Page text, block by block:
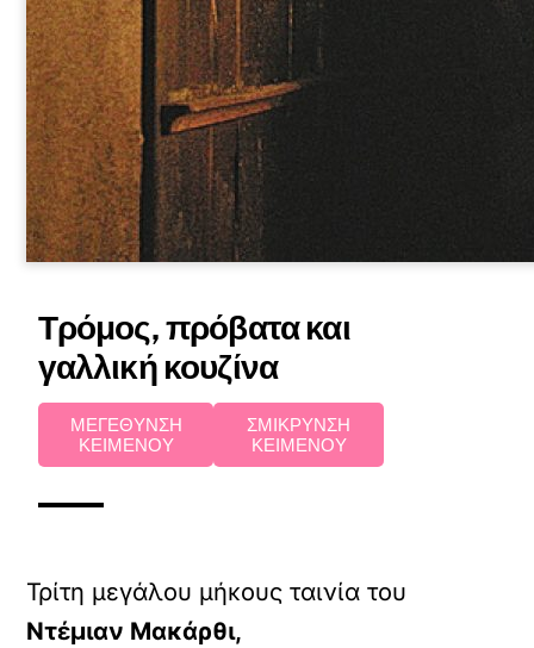
Τρόμος, πρόβατα και
γαλλική κουζίνα
ΜΕΓΕΘΥΝΣΗ
ΚΕΙΜΕΝΟΥ
ΣΜΙΚΡΥΝΣΗ
ΚΕΙΜΕΝΟΥ
Τρίτη μεγάλου μήκους ταινία του
Ντέμιαν Μακάρθι,